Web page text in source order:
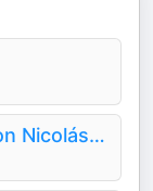
La Pinche Complejidad con Nicolás Alvarado